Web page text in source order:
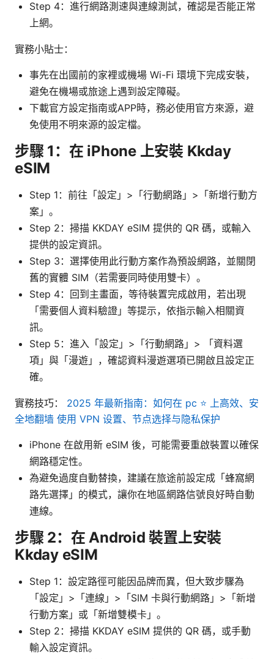
Step 4：進行網路測速與連線測試，確認是否能正常
上網。
實務小貼士：
事先在出國前的家裡或機場 Wi-Fi 環境下完成安裝，
避免在機場或旅途上遇到設定障礙。
下載官方設定指南或APP時，務必使用官方來源，避
免使用不明來源的設定檔。
步驟 1：在 iPhone 上安裝 Kkday
eSIM
Step 1：前往「設定」>「行動網路」>「新增行動方
案」。
Step 2：掃描 KKDAY eSIM 提供的 QR 碼，或輸入
提供的設定資訊。
Step 3：選擇使用此行動方案作為預設網路，並關閉
舊的實體 SIM（若需要同時使用雙卡）。
Step 4：回到主畫面，等待裝置完成啟用，若出現
「需要個人資料驗證」等提示，依指示輸入相關資
訊。
Step 5：進入「設定」>「行動網路」> 「資料選
項」與「漫遊」，確認資料漫遊選項已開啟且設定正
確。
實務技巧： 2025 年最新指南：如何在 pc ⭐ 上高效、安
全地翻墙 使用 VPN 设置、节点选择与隐私保护
iPhone 在啟用新 eSIM 後，可能需要重啟裝置以確保
網路穩定性。
為避免過度自動替換，建議在旅途前設定成「蜂窩網
路先選擇」的模式，讓你在地區網路信號良好時自動
連線。
步驟 2：在 Android 裝置上安裝
Kkday eSIM
Step 1：設定路徑可能因品牌而異，但大致步驟為
「設定」>「連線」>「SIM 卡與行動網路」>「新增
行動方案」或「新增雙模卡」。
Step 2：掃描 KKDAY eSIM 提供的 QR 碼，或手動
輸入設定資訊。